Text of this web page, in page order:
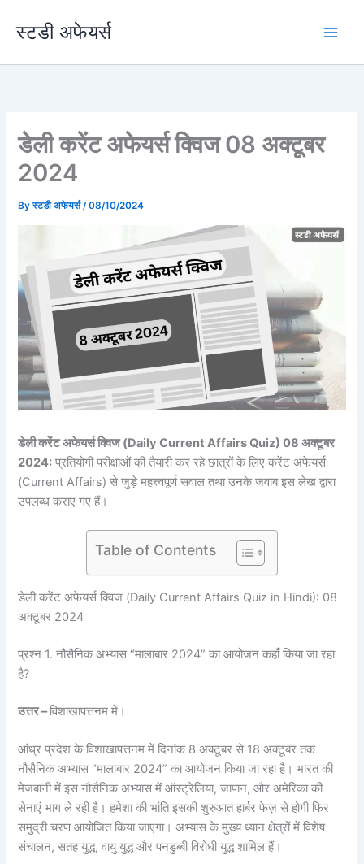
स्टडी अफेयर्स
डेली करेंट अफेयर्स क्विज 08 अक्टूबर
2024
Byस्टडी अफेयर्स/08/10/2024
डेली करेंट अफेयर्स क्विज (Daily Current Affairs Quiz) 08 अक्टूबर
2024: प्रतियोगी परीक्षाओं की तैयारी कर रहे छात्रों के लिए करेंट अफेयर्स
(Current Affairs) से जुड़े महत्त्वपूर्ण सवाल तथा उनके जवाब इस लेख द्वारा
उपलब्ध कराए गए हैं।
Table of Contents
डेली करेंट अफेयर्स क्विज (Daily Current Affairs Quiz in Hindi): 08
अक्टूबर 2024
प्रश्न 1. नौसैनिक अभ्यास “मालाबार 2024” का आयोजन कहाँ किया जा रहा
है?
उत्तर –विशाखापत्तनम में।
आंध्र प्रदेश के विशाखापत्तनम में दिनांक 8 अक्टूबर से 18 अक्टूबर तक
नौसैनिक अभ्यास “मालाबार 2024” का आयोजन किया जा रहा है। भारत की
मेजबानी में इस नौसैनिक अभ्यास में ऑस्ट्रेलिया, जापान, और अमेरिका की
सेनाएं भाग ले रही है। हमेशा की भांति इसकी शुरुआत हार्बर फेज़ से होगी फिर
समुद्री चरण आयोजित किया जाएगा। अभ्यास के मुख्य ध्यान क्षेत्रों में विशेष
संचालन, सतह युद्ध, वायु युद्ध और पनडुब्बी विरोधी युद्ध शामिल हैं।